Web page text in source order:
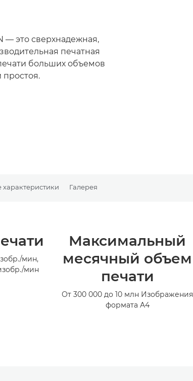
— это сверхнадежная,
печатная
больших объемов
характеристики Галерея
мин,
мин
Максимальный
месячный объем
печати
От 300 000 до 10 млн Изображения
формата A4